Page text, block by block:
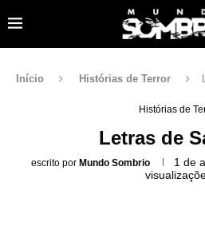
Início Histórias de Terror
Histórias de
Letras de
escrito por Mundo Sombrio 1 de